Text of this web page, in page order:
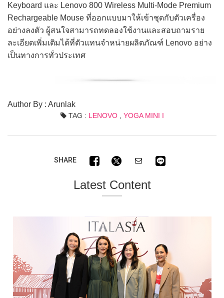
Keyboard และ Lenovo 800 Wireless Multi-Mode Premium
Rechargeable Mouse ที่ออกแบบมาให้เข้าชุดกับตัวเครื่อง
อย่างลงตัว ผู้สนใจสามารถทดลองใช้งานและสอบถามราย
ละเอียดเพิ่มเติมได้ที่ตัวแทนจำหน่ายผลิตภัณฑ์ Lenovo อย่าง
เป็นทางการทั่วประเทศ
Author By : Arunlak
TAG : LENOVO, YOGA MINI I
SHARE
Latest Content